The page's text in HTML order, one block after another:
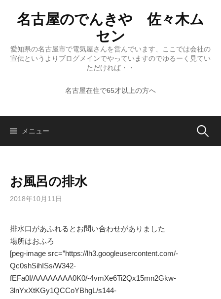
プ
名古屋のでんきや 佐々木ム
セン
愛知県の名古屋市で電気屋さんを営んでいます、ここでは会社の
宣伝というよりブログメインでやっていますのでゆるーく見てい
ただければ・・
名古屋在住で65才以上の方へ
メニュー 検
お風呂の排水
2018年10月11日
排水口があふれるとお問い合わせがありました
場所はおふろ
[peg-image src=”https://lh3.googleusercontent.com/-
Qc0shSihISs/W342-
fEFa0I/AAAAAAAA0K0/-4vmXe6Ti2Qx15mn2Gkw-
3lnYxXtKGy1QCCoYBhgL/s144-